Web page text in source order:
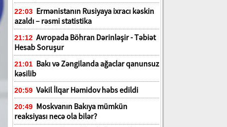
22:03 Ermənistanın Rusiyaya ixracı kəskin
azaldı – rəsmi statistika
21:12 Avropada Böhran Dərinləşir - Təbiət
Hesab Soruşur
21:01 Bakı və Zəngilanda ağaclar qanunsuz
kəsilib
20:59 Vəkil İlqar Həmidov həbs edildi
20:49 Moskvanın Bakıya mümkün
reaksiyası necə ola bilər?